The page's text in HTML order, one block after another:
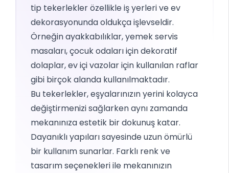
tip tekerlekler özellikle iş yerleri ve ev
dekorasyonunda oldukça işlevseldir.
Örneğin ayakkabılıklar, yemek servis
masaları, çocuk odaları için dekoratif
dolaplar, ev içi vazolar için kullanılan raflar
gibi birçok alanda kullanılmaktadır.
Bu tekerlekler, eşyalarınızın yerini kolayca
değiştirmenizi sağlarken aynı zamanda
mekanınıza estetik bir dokunuş katar.
Dayanıklı yapıları sayesinde uzun ömürlü
bir kullanım sunarlar. Farklı renk ve
tasarım seçenekleri ile mekanınızın